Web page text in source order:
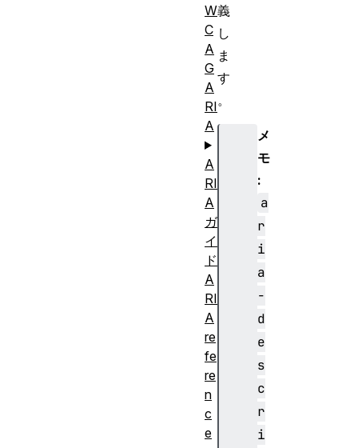
義
し
ま
す
。
メ
モ
:
a
r
i
a
-
d
e
s
c
r
i
W
C
A
G
A
RI
A
A
RI
A
ガ
イ
ド
A
RI
A
re
fe
re
n
c
e